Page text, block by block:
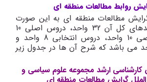
روابط مطالعات منطقه ای
مطالعات منطقه ای به این صورت
است که تعداد واحدهای کل آن 32 واحد، دروس اصلی 10
واحد، دروس تخصصی 10 واحد، دروس انتخابی 8 واحد و
نامه هم 4 واحد می باشد که شرح آن ها در جدول زیر
ارشد مجموعه علوم سیاسی و